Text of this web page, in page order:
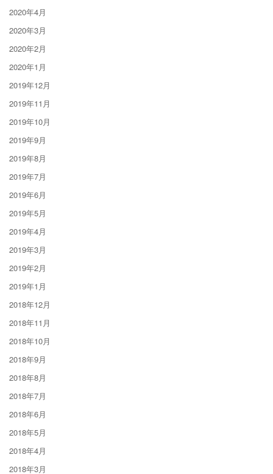
2020年4月
2020年3月
2020年2月
2020年1月
2019年12月
2019年11月
2019年10月
2019年9月
2019年8月
2019年7月
2019年6月
2019年5月
2019年4月
2019年3月
2019年2月
2019年1月
2018年12月
2018年11月
2018年10月
2018年9月
2018年8月
2018年7月
2018年6月
2018年5月
2018年4月
2018年3月